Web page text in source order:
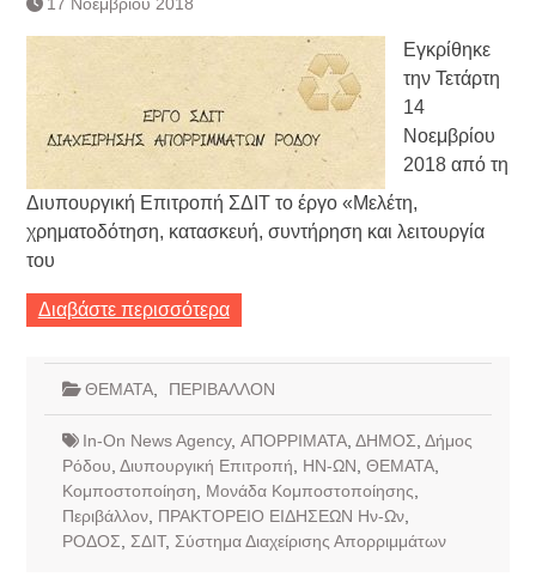
Κατάργηση βιβλιαρίων Υγείας
Ημερήσιο Δελτίο Τιμών
Συναλλάγματος &
Τραπεζογραμματίων 7-3-2019
Ημερήσιο Δελτίο Τιμών
Συναλλάγματος &
Τραπεζογραμματίων 4-3-2019
Κάθοδος αγροτών
Δικαιοσύνη
Εγκρίθηκε
την Τετάρτη
14
Νοεμβρίου
2018 από τη
Διυπουργική Επιτροπή ΣΔΙΤ το έργο «Μελέτη,
χρηματοδότηση, κατασκευή, συντήρηση και λειτουργία
του
Διαβάστε περισσότερα
ΘΕΜΑΤΑ, ΠΕΡΙΒΑΛΛΟΝ
In-On News Agency, ΑΠΟΡΡΙΜΑΤΑ, ΔΗΜΟΣ Δήμος
Ρόδου Διυπουργική Επιτροπή ΗΝ-ΩΝ ΘΕΜΑΤΑ,
Κομποστοποίηση
Μονάδα Κομποστοποίησης
Περιβάλλον, ΠΡΑΚΤΟΡΕΙΟ ΕΙΔΗΣΕΩΝ Ην-Ων,
ΡΟΔΟΣ
ΣΔΙΤ, Σύστημα Διαχείρισης Απορριμμάτων